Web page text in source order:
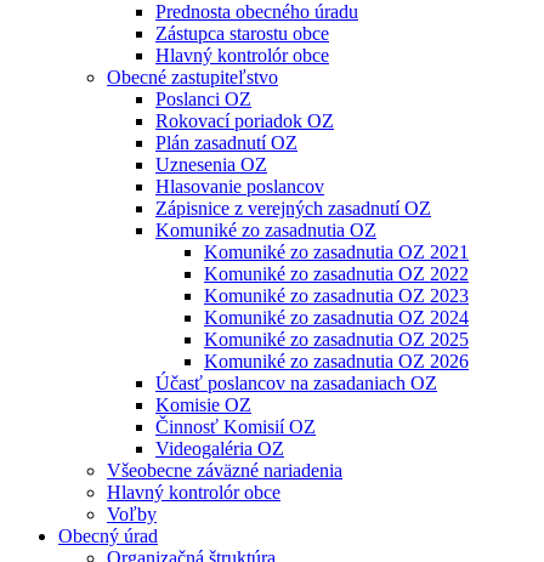
Prednosta obecného úradu
Zástupca starostu obce
Hlavný kontrolór obce
Obecné zastupiteľstvo
Poslanci OZ
Rokovací poriadok OZ
Plán zasadnutí OZ
Uznesenia OZ
Hlasovanie poslancov
Zápisnice z verejných zasadnutí OZ
Komuniké zo zasadnutia OZ
Komuniké zo zasadnutia OZ 2021
Komuniké zo zasadnutia OZ 2022
Komuniké zo zasadnutia OZ 2023
Komuniké zo zasadnutia OZ 2024
Komuniké zo zasadnutia OZ 2025
Komuniké zo zasadnutia OZ 2026
Účasť poslancov na zasadaniach OZ
Komisie OZ
Činnosť Komisií OZ
Videogaléria OZ
Všeobecne záväzné nariadenia
Hlavný kontrolór obce
Voľby
Obecný úrad
Organizačná štruktúra